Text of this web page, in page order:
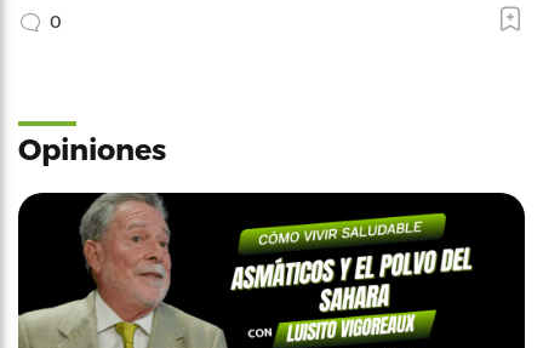
0
Opiniones